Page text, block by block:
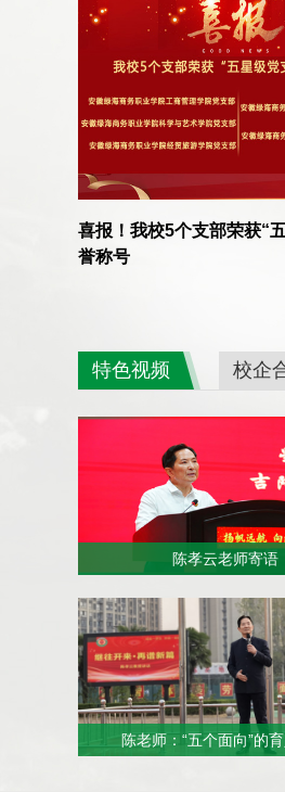
喜报！我校5个支部荣获“
誉称号
特色视频 校企
陈孝云老师寄语
陈老师：“五个面向”的